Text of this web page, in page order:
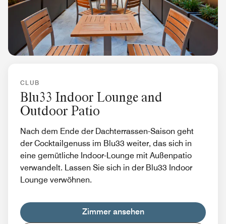
CLUB
Blu33 Indoor Lounge and
Outdoor Patio
Nach dem Ende der Dachterrassen-Saison geht
der Cocktailgenuss im Blu33 weiter, das sich in
eine gemütliche Indoor-Lounge mit Außenpatio
verwandelt. Lassen Sie sich in der Blu33 Indoor
Lounge verwöhnen.
Zimmer ansehen